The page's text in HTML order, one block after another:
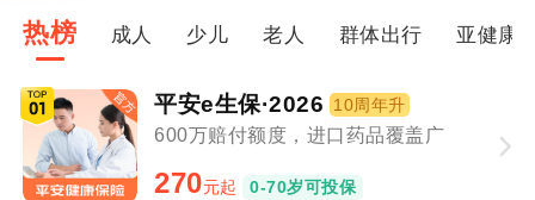
热榜 成人 少儿 老人 群体出行 亚健康
平安e生保·2026 10周年升
600万赔付额度，进口药品覆盖广
270元起 0-70岁可投保